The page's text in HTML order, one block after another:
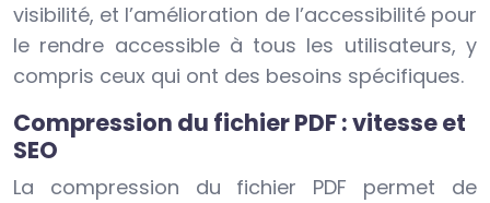
visibilité, et l’amélioration de l’accessibilité pour
le rendre accessible à tous les utilisateurs, y
compris ceux qui ont des besoins spécifiques.
Compression du fichier PDF : vitesse et
SEO
La compression du fichier PDF permet de